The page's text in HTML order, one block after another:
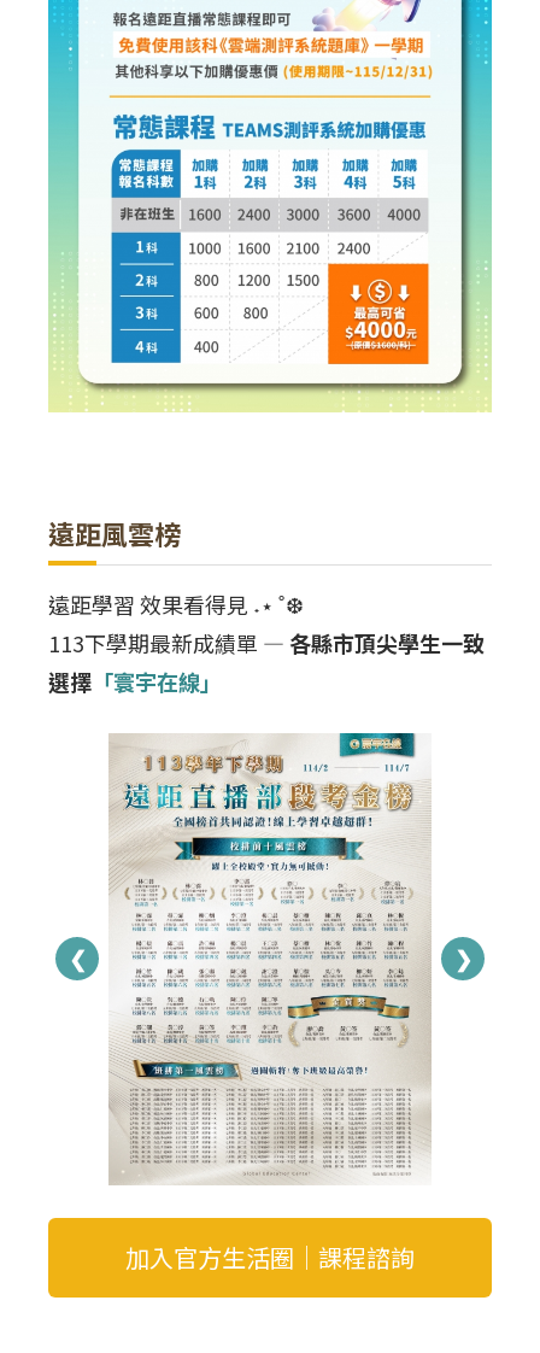
遠距風雲榜
遠距學習 效果看得見 ˖⋆ ˚❆
113下學期最新成績單 — 各縣市頂尖學生一致
選擇 「寰宇在線」
❮ ❯
加入官方生活圈｜課程諮詢